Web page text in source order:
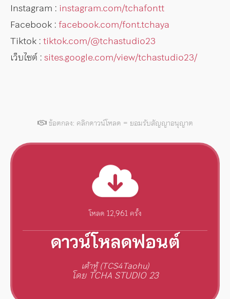
Instagram : instagram.com/tchafontt
Facebook :facebook.com/font.tchaya
Tiktok :tiktok.com/@tchastudio23
เว็บไซต์ :sites.google.com/view/tchastudio23/
ข้อตกลง: คลิกดาวน์โหลด = ยอมรับสัญญาอนุญาต
โหลด 12,961 ครั้ง
ดาวน์โหลดฟอนต์
เต้าหู้ (TCS4Taohu)
โดย TCHA STUDIO 23